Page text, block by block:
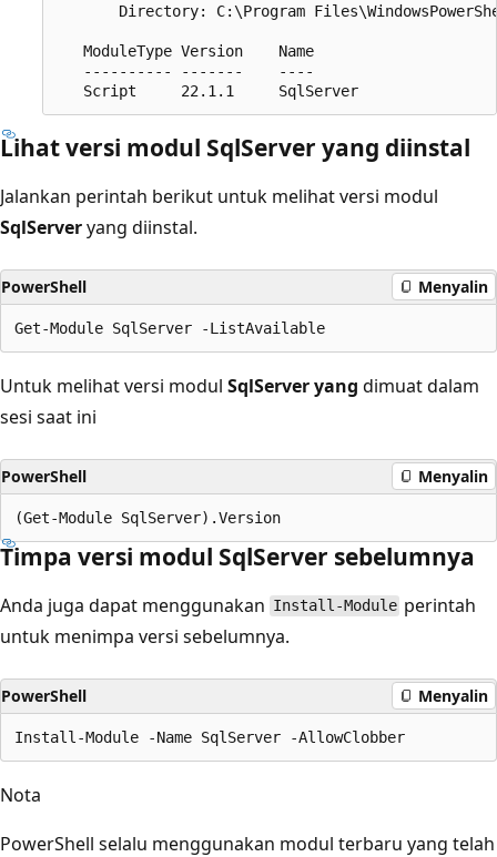
Directory: C:\Program
ModuleType Version    Name
---------- -------    ----
Lihat versi modul SqlServer yang diinstal
Jalankan perintah berikut untuk melihat versi modul
SqlServeryang diinstal.
PowerShell Menyalin
Untuk melihat versi modul SqlServer yang dimuat dalam
sesi saat ini
PowerShell Menyalin
Timpa versi modul SqlServer sebelumnya
Anda juga dapat menggunakan Install-Module perintah
untuk menimpa versi sebelumnya.
PowerShell Menyalin
Nota
PowerShell selalu menggunakan modul terbaru yang telah